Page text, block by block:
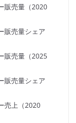
販売量（2020
販売量シェア
販売量（2025
販売量シェア
売上（2020